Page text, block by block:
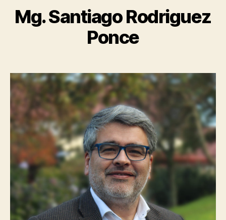
Mg. Santiago Rodriguez
Ponce